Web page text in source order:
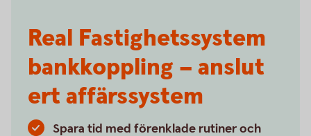
Real Fastighetssystem
bankkoppling – anslut
ert affärssystem
Spara tid med förenklade rutiner och